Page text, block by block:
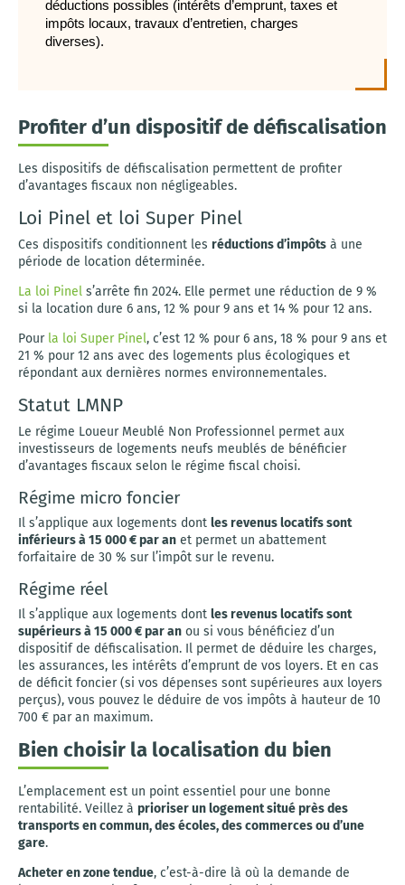
déductions possibles (intérêts d’emprunt, taxes et
impôts locaux, travaux d’entretien, charges
diverses).
Profiter d’un dispositif de défiscalisation
Les dispositifs de défiscalisation permettent de profiter
d’avantages fiscaux non négligeables.
Loi Pinel et loi Super Pinel
Ces dispositifs conditionnent les réductions d’impôts à une
période de location déterminée.
La loi Pinel s’arrête fin 2024. Elle permet une réduction de 9 %
si la location dure 6 ans, 12 % pour 9 ans et 14 % pour 12 ans.
Pour la loi Super Pinel, c’est 12 % pour 6 ans, 18 % pour 9 ans et
21 % pour 12 ans avec des logements plus écologiques et
répondant aux dernières normes environnementales.
Statut LMNP
Le régime Loueur Meublé Non Professionnel permet aux
investisseurs de logements neufs meublés de bénéficier
d’avantages fiscaux selon le régime fiscal choisi.
Régime micro foncier
Il s’applique aux logements dont les revenus locatifs sont
inférieurs à 15 000 € par an et permet un abattement
forfaitaire de 30 % sur l’impôt sur le revenu.
Régime réel
Il s’applique aux logements dont les revenus locatifs sont
supérieurs à 15 000 € par an ou si vous bénéficiez d’un
dispositif de défiscalisation. Il permet de déduire les charges,
les assurances, les intérêts d’emprunt de vos loyers. Et en cas
de déficit foncier (si vos dépenses sont supérieures aux loyers
perçus), vous pouvez le déduire de vos impôts à hauteur de 10
700 € par an maximum.
Bien choisir la localisation du bien
L’emplacement est un point essentiel pour une bonne
rentabilité. Veillez à prioriser un logement situé près des
transports en commun, des écoles, des commerces ou d’une
gare.
Acheter en zone tendue, c’est-à-dire là où la demande de